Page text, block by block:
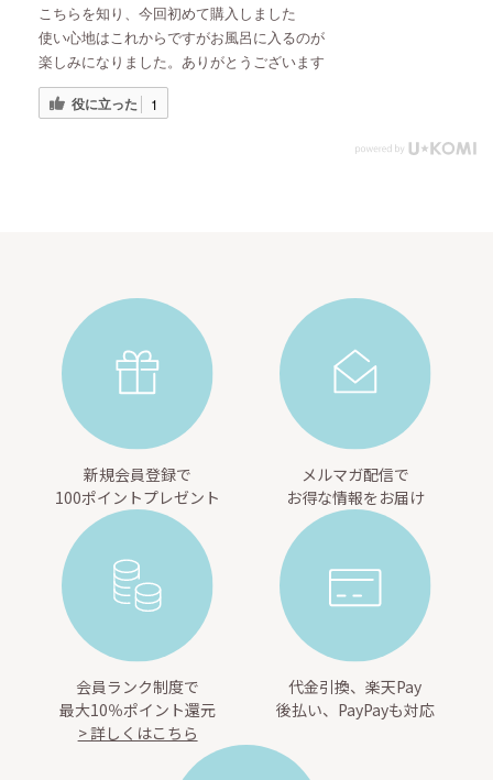
こちらを知り、今回初めて購入しました
使い心地はこれからですがお風呂に入るのが
楽しみになりました。ありがとうございます
役に立った 1
新規会員登録で
100ポイントプレゼント
メルマガ配信で
お得な情報をお届け
会員ランク制度で
最大10％ポイント還元
> 詳しくはこちら
代金引換、楽天Pay
後払い、PayPayも対応